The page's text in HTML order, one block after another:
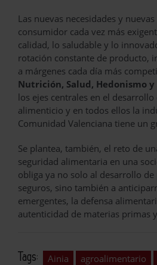
Las nuevas necesidades y
consumidor cada vez más
calidad, lo saludable y lo
rotación constante de producto,
a márgenes cada día más
Nutrición, Salud, Hedonismo
los ejes centrales en el
alimenticio y en todos ellos la
Comunidad Valenciana tiene un
Se plantea, también, el reto de
seguridad alimentaria en una
obliga ya no solo al desarrollo
seguros, sino también a
emergentes, la defensa
autenticidad de materias primas
Tags: Ainia agroalimentario